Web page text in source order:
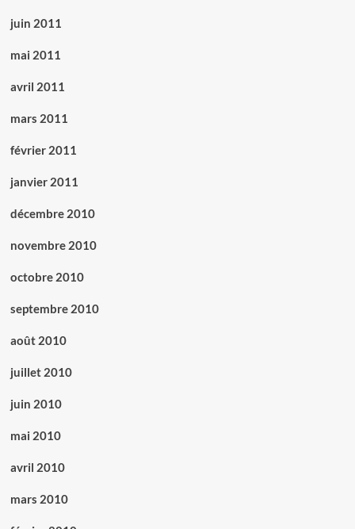
juin 2011
mai 2011
avril 2011
mars 2011
février 2011
janvier 2011
décembre 2010
novembre 2010
octobre 2010
septembre 2010
août 2010
juillet 2010
juin 2010
mai 2010
avril 2010
mars 2010